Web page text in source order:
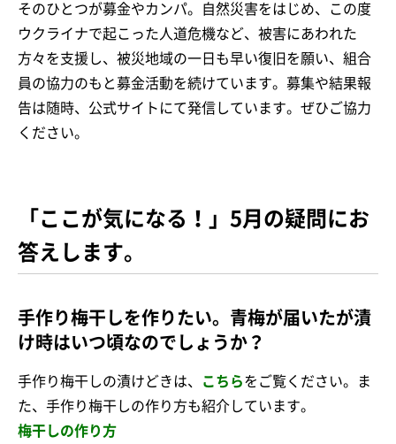
そのひとつが募金やカンパ。自然災害をはじめ、この度
ウクライナで起こった人道危機など、被害にあわれた
方々を支援し、被災地域の一日も早い復旧を願い、組合
員の協力のもと募金活動を続けています。募集や結果報
告は随時、公式サイトにて発信しています。ぜひご協力
ください。
「ここが気になる！」5月の疑問にお
答えします。
手作り梅干しを作りたい。青梅が届いたが漬
け時はいつ頃なのでしょうか？
手作り梅干しの漬けどきは、 こちらをご覧ください。ま
た、手作り梅干しの作り方も紹介しています。
梅干しの作り方